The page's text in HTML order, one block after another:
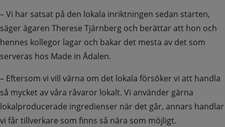
– Vi har satsat på den lokala inriktningen sedan starten,
säger ägaren Therese Tjärnberg och berättar att hon och
hennes kollegor lagar och bakar det mesta av det som
serveras hos Made in Ådalen.
– Eftersom vi vill värna om det lokala försöker vi att handla
så mycket av våra råvaror lokalt. Vi använder gärna
lokalproducerade ingredienser när det går, annars handlar
vi får tillverkare som finns så nära som möjligt.